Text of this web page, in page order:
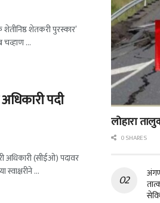
शेतीनिष्ठ शेतकरी पुरस्कार’
...
पदी
अधिकारी (सीईओ) पदावर
...
लोहारा
0 SHARES